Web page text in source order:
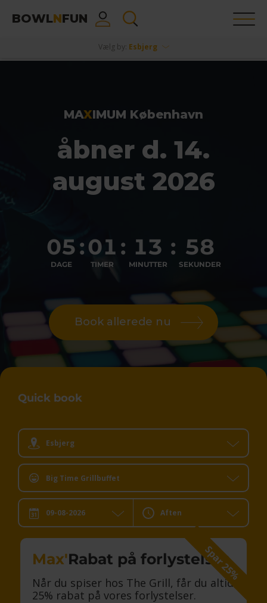
BOWLNFUN
Vælg by: Esbjerg
MAXIMUM København
åbner d. 14.
august 2026
05
DAGE
:01
TIMER
: 13
MINUTTER
: 57
SEKUNDER
Book allerede nu
Quick book
Esbjerg
Big Time Grillbuffet
Dato: Dit valg:
Aften
Max'Rabat på forlystelser
Når du spiser hos The Grill, får du altid
25% rabat på vores forlystelser.
Spar 25%